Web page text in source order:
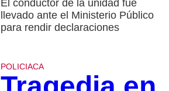
El conductor de la unidad fue
llevado ante el Ministerio Público
para rendir declaraciones
POLICIACA